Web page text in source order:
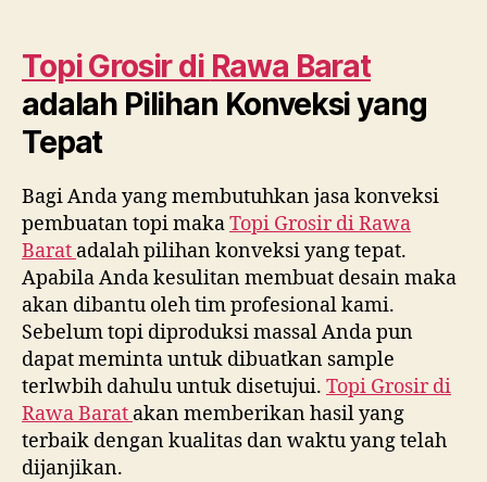
Topi Grosir di Rawa Barat
adalah Pilihan Konveksi yang
Tepat
Bagi Anda yang membutuhkan jasa konveksi
pembuatan topi makaTopi Grosir diRawa
Barat adalah pilihan konveksi yang tepat.
Apabila Anda kesulitan membuat desain maka
akan dibantu oleh tim profesional kami.
Sebelum topi diproduksi massal Anda pun
dapat meminta untuk dibuatkan sample
terlwbih dahulu untuk disetujui. Topi Grosir di
Rawa Barat akan memberikan hasil yang
terbaik dengan kualitas dan waktu yang telah
dijanjikan.